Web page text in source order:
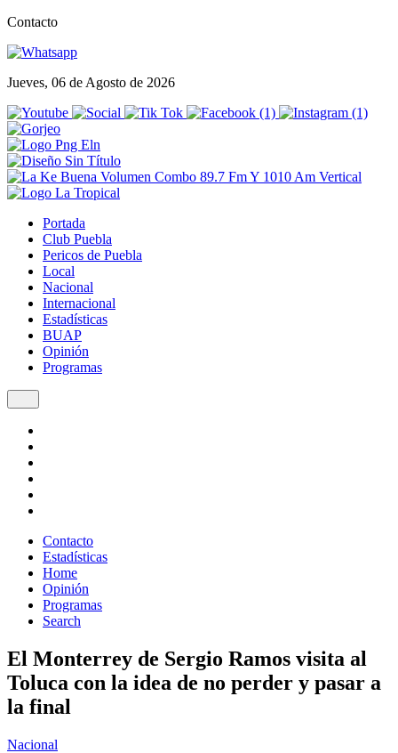
Contacto
Jueves, 06 de Agosto de 2026
Portada
Club Puebla
Pericos de Puebla
Local
Nacional
Internacional
Estadísticas
BUAP
Opinión
Programas
Contacto
Estadísticas
Home
Opinión
Programas
Search
El Monterrey de Sergio Ramos visita al
Toluca con la idea de no perder y pasar a
la final
Nacional